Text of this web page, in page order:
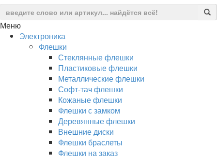
Меню
Электроника
Флешки
Стеклянные флешки
Пластиковые флешки
Металлические флешки
Софт-тач флешки
Кожаные флешки
Флешки с замком
Деревянные флешки
Внешние диски
Флешки браслеты
Флешки на заказ